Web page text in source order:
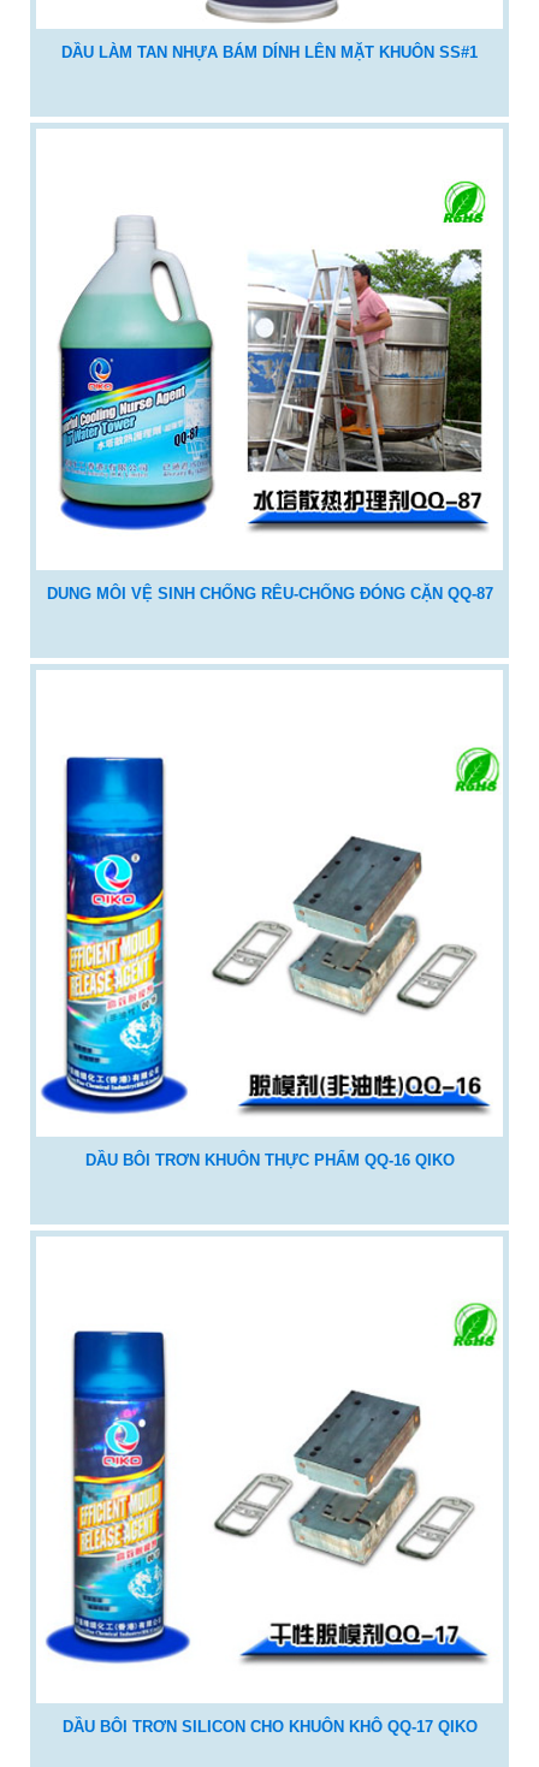
DẦU LÀM TAN NHỰA BÁM DÍNH LÊN MẶT KHUÔN SS#1
DUNG MÔI VỆ SINH CHỐNG RÊU-CHỐNG ĐÓNG CẶN QQ-87
DẦU BÔI TRƠN KHUÔN THỰC PHẨM QQ-16 QIKO
DẦU BÔI TRƠN SILICON CHO KHUÔN KHÔ QQ-17 QIKO